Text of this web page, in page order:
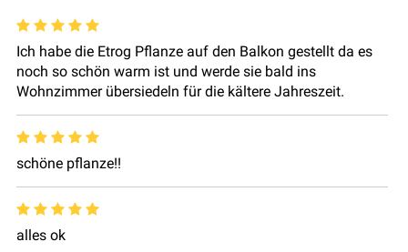
Ich habe die Etrog Pflanze auf den Balkon gestellt da es
noch so schön warm ist und werde sie bald ins
Wohnzimmer übersiedeln für die kältere Jahreszeit.
schöne pflanze!!
alles ok